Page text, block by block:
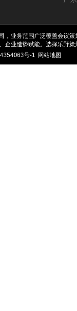
，业务范围广泛覆盖会议
企业造势赋能。选择乐野
号-1 网站地图